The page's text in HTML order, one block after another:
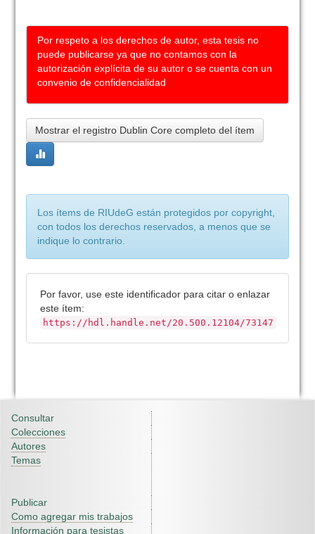
Por respeto a los derechos de autor, esta tesis no
puede publicarse ya que no contamos con la
autorización explícita de su autor o se cuenta con un
convenio de confidencialidad
Mostrar el registro Dublin Core completo del ítem
Los ítems de RIUdeG están protegidos por copyright,
con todos los derechos reservados, a menos que se
indique lo contrario.
Por favor, use este identificador para citar o enlazar
este ítem:
https://hdl.handle.net/20.500.12104/73147
Consultar
Colecciones
Autores
Temas
Publicar
Como agregar mis trabajos
Información para tesistas